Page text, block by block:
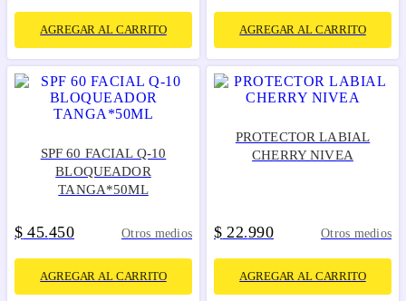
AGREGAR AL CARRITO AGREGAR AL CARRITO
SPF 60 FACIAL Q-10
BLOQUEADOR
TANGA*50ML
$ 45.450 Otros medios
AGREGAR AL CARRITO
PROTECTOR LABIAL
CHERRY NIVEA
$ 22.990 Otros medios
AGREGAR AL CARRITO